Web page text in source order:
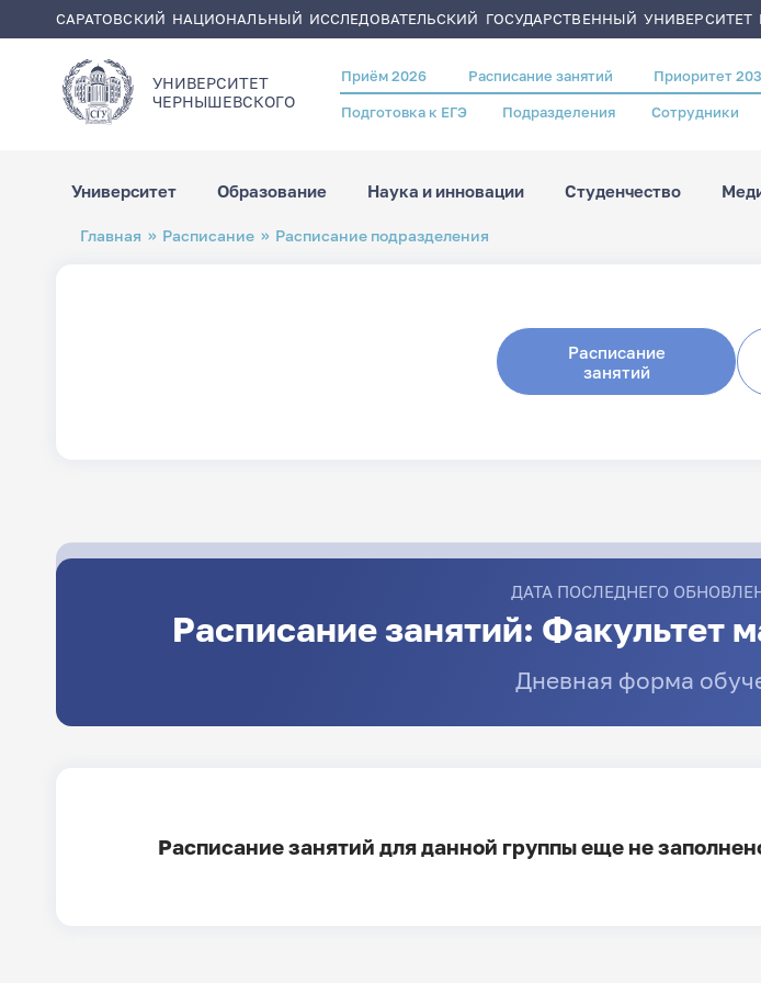
САРАТОВСКИЙ НАЦИОНАЛЬНЫЙ ИССЛЕДОВАТЕЛЬСКИЙ ГОСУДАРСТВЕННЫЙ
УНИВЕРСИТЕТ
ЧЕРНЫШЕВСКОГO
Header
menu
Приём 2026 Расписание занятий Приоритет
Подготовка к ЕГЭ Подразделения Сотрудники
Университет Образование Наука и инновации Студенчество
Строка
навигации
Главная Расписание Расписание подразделения
Расписание
занятий
ДАТА ПОСЛЕДНЕГО
Расписание занятий: Факультет
Дневная форма
Расписание занятий для данной группы еще не